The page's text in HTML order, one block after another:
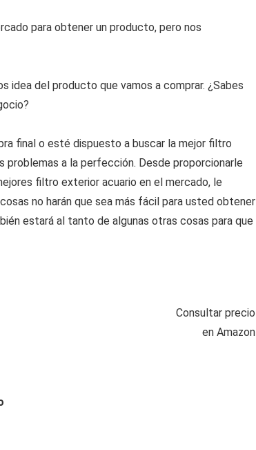
para obtener un producto, pero nos
idea del producto que vamos a comprar. ¿Sabes
final o esté dispuesto a buscar la mejor filtro
a la perfección. Desde proporcionarle
filtro exterior acuario en el mercado, le
no harán que sea más fácil para usted obtener
estará al tanto de algunas otras cosas para que
Consultar precio
en Amazon